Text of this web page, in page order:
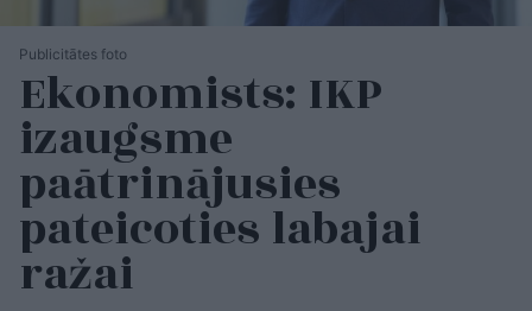
Publicitātes foto
Ekonomists: IKP
izaugsme
paātrinājusies
pateicoties labajai
ražai